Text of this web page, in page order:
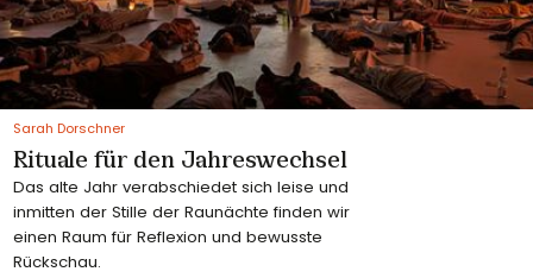
Sarah Dorschner
Rituale für den Jahreswechsel
Das alte Jahr verabschiedet sich leise und
inmitten der Stille der Raunächte finden wir
einen Raum für Reflexion und bewusste
Rückschau.